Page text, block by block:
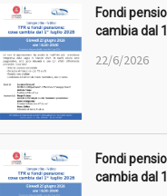
Fondi
cambia dal
22/6/2026
Fondi
cambia dal